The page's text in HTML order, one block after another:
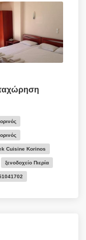
Cuisine Korinos
ξενοδοχείο Πιερία